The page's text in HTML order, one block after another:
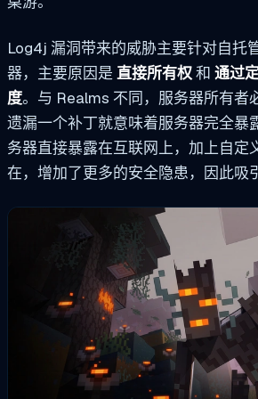
Log4j 漏洞带来的威胁主要针对自托
器，主要原因是 直接所有权和 通过
度。与 Realms 不同，服务器所有者
遗漏一个补丁就意味着服务器完全暴
务器直接暴露在互联网上，加上自定
在，增加了更多的安全隐患，因此吸